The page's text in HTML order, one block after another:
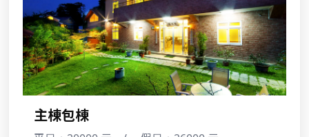
雲閒居民宿｜台中包棟 客房資訊